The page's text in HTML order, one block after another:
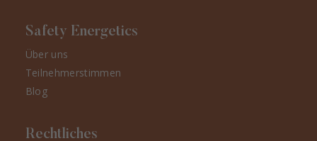
Safety Energetics
Über uns
Teilnehmerstimmen
Blog
Rechtliches